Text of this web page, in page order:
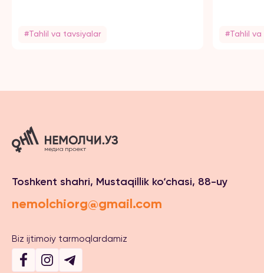
#Tahlil va tavsiyalar #Tahlil
Toshkent shahri, Mustaqillik ko‘chasi, 88-uy
nemolchiorg@gmail.com
Biz ijtimoiy tarmoqlardamiz